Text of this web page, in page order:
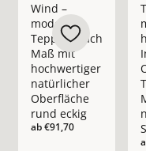
Wind –
moderner
Teppich nach
Maß mit
hochwertiger
natürlicher
Oberfläche
rund eckig
ab€91,70